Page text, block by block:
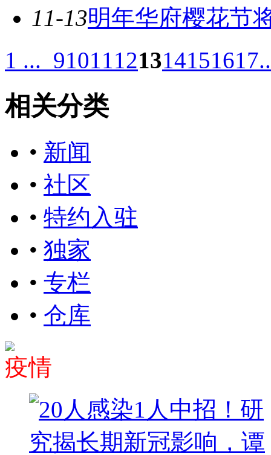
11-13明年华府樱花节
1 ... 91011121314151617
相关分类
• 新闻
• 社区
• 特约入驻
• 独家
• 专栏
• 仓库
疫情